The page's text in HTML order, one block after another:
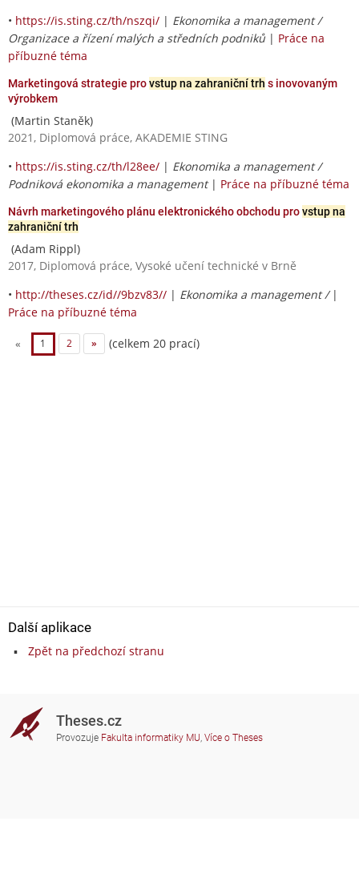
• https://is.sting.cz/th/nszqi/ | Ekonomika a management /
Organizace a řízení malých a středních podniků | Práce na
příbuzné téma
Marketingová strategie provstup na zahraniční trh s inovovaným
výrobkem
(Martin Staněk)
2021, Diplomová práce, AKADEMIE STING
• https://is.sting.cz/th/l28ee/ | Ekonomika a management /
Podniková ekonomika a management| Práce na příbuzné téma
Návrh marketingového plánu elektronického obchodu provstup na
zahraniční trh
(Adam Rippl)
2017, Diplomová práce, Vysoké učení technické v Brně
• http://theses.cz/id//9bzv83// | Ekonomika a management / |
Práce na příbuzné téma
« 1 2 » (celkem 20 prací)
Další aplikace
Zpět na předchozí stranu
Theses.cz
Provozuje Fakulta informatiky MU, Více o Theses